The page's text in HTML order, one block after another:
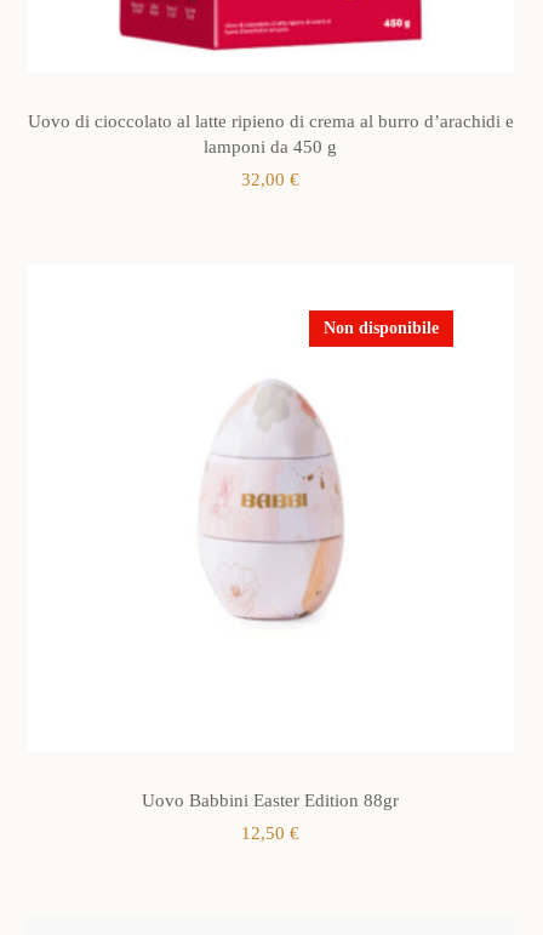
Uovo di cioccolato al latte ripieno di crema al burro d’arachidi e
lamponi da 450 g
32,00€
Uovo Babbini Easter Edition 88gr
12,50€
Non disponibile